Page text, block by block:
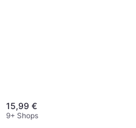
15,99 €
9+ Shops